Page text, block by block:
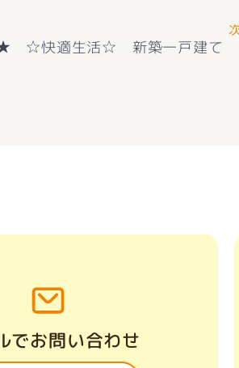
でお問い合わせ